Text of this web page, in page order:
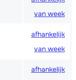
van week
afhankelijk
van week
afhankelijk